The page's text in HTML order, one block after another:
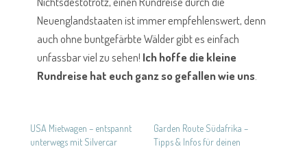
Neuenglandstaaten ist immer empfehlenswert, denn
auch ohne buntgefärbte Wälder gibt es einfach
unfassbar viel zu sehen! Ich hoffe die kleine
Rundreise hat euch ganz so gefallen wie uns.
USA Mietwagen – entspannt
unterwegs mit Silvercar
Garden Route Südafrika –
Tipps & Infos für deinen